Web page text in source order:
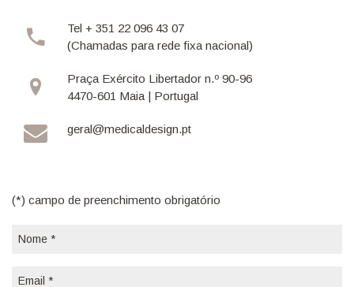
Tel + 351 22 096 43 07
(Chamadas para rede fixa nacional)
Praça Exército Libertador n.º 90-96
4470-601 Maia | Portugal
geral@medicaldesign.pt
(*) campo de preenchimento obrigatório